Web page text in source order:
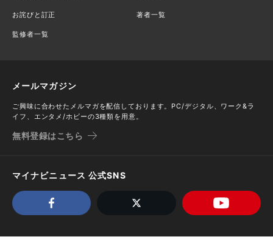
お詫びと訂正 著者一覧
監修者一覧
メールマガジン
ご興味に合わせたメルマガを配信しております。PC/デジタル、ワーク&ラ
イフ、エンタメ/ホビーの3種類を用意。
無料登録はこちら
マイナビニュース 公式SNS